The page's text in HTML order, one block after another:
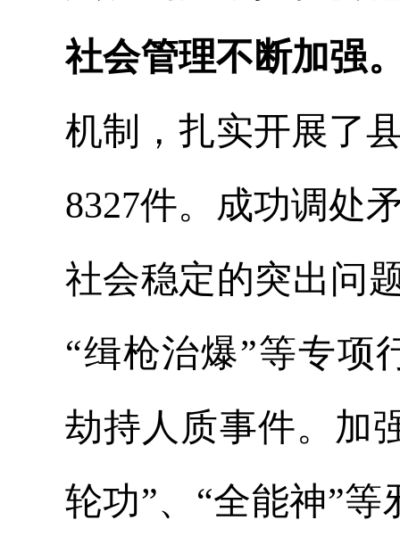
社会管理不断加强
机制，扎实开展了
8327件。成功调处
社会稳定的突出问
“缉枪治爆”等专项
劫持人质事件。加
轮功”、“全能神”